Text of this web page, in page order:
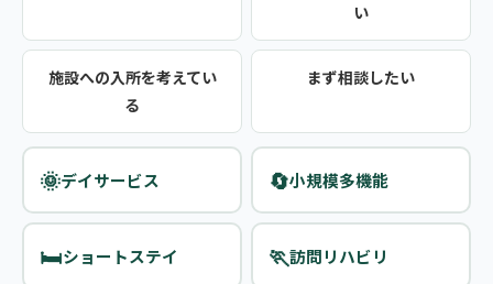
い
施設への入所を考えてい
る
まず相談したい
🌞デイサービス 🔄小規模多機能
🛏️ショートステイ 🏃訪問リハビリ